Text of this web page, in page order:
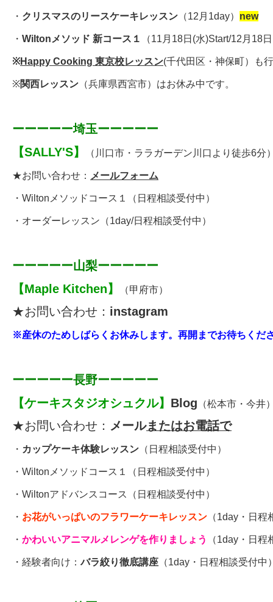
・ クリスマスのリースケーキレッスン （12月1day） new
・ Wiltonメソッド 新コース １ （11月18日(水)Start/12月18
※Happy Cooking 東京校レッスン(千代田区・神保町）も
※関西レッスン （兵庫県西宮市）はお休み中です。
ーーーーー埼玉ーーーーー
【SALLY'S】 （川口市・ ララガーデン川口より徒歩6分
★お問い合わせ： メールフォーム
・ Wiltonメソッドコース１ （日程相談受付中）
・ オーダーレッスン （1day/日程相談受付中）
ーーーーー山梨ーーーーー
【Maple Kitchen】 （甲府市）
★お問い合わせ： instagram
※産休のためしばらくお休みします。再開までお待ちくだ
ーーーーー長野ーーーーー
【ケーキスタジオシュクル】 Blog （松本市・今井
★お問い合わせ： メールまたはお電話で
・ カップケーキ体験レッスン （日程相談受付中）
・ Wiltonメソッドコース１ （日程相談受付中）
・ Wiltonアドバンスコース （日程相談受付中）
・ お花がいっぱいのフラワーケーキレッスン （1day・日程
・ かわいいアニマルメレンゲを作りましょう （1day・日程
・経験者向け：バラ絞り徹底講座 （1day・日程相談受付中